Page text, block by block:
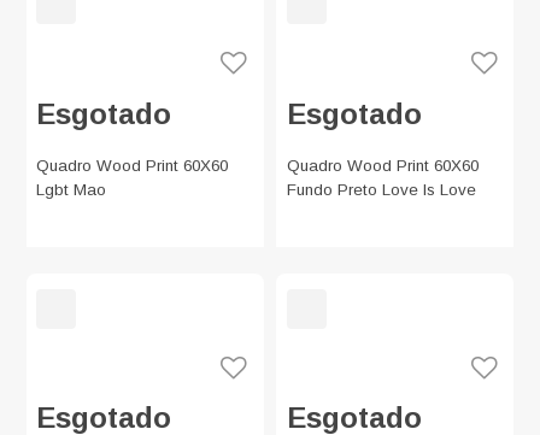
Esgotado
Quadro Wood Print 60X60
Lgbt Mao
Esgotado
Quadro Wood Print 60X60
Fundo Preto Love Is Love
Esgotado Esgotado